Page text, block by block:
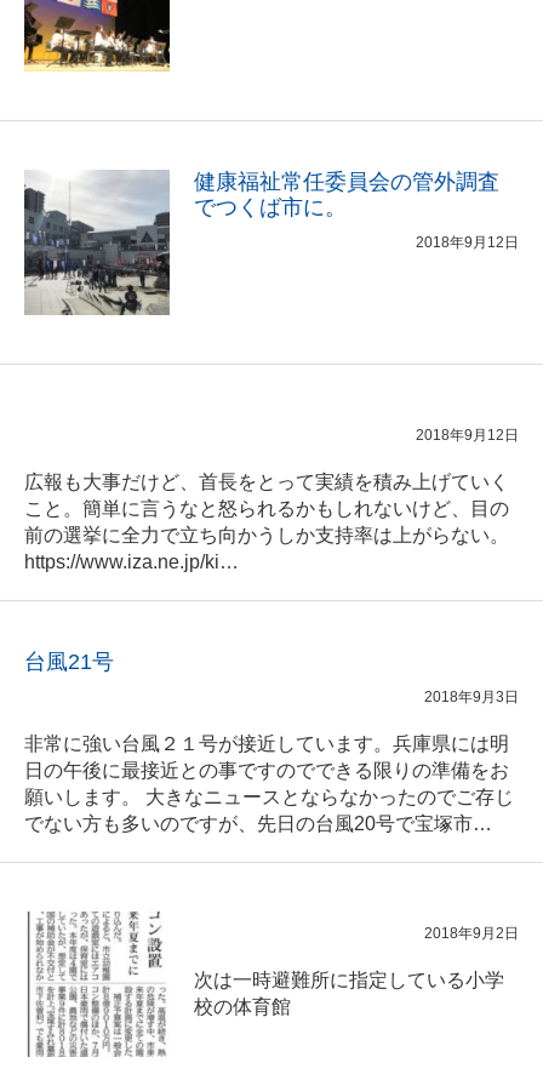
健康福祉常任委員会の管外調査
でつくば市に。
2018年9月12日
2018年9月12日
広報も大事だけど、首長をとって実績を積み上げていく
こと。簡単に言うなと怒られるかもしれないけど、目の
前の選挙に全力で立ち向かうしか支持率は上がらない。
https://www.iza.ne.jp/ki…
台風21号
2018年9月3日
非常に強い台風２１号が接近しています。兵庫県には明
日の午後に最接近との事ですのでできる限りの準備をお
願いします。 大きなニュースとならなかったのでご存じ
でない方も多いのですが、先日の台風20号で宝塚市…
2018年9月2日
次は一時避難所に指定している小学
校の体育館